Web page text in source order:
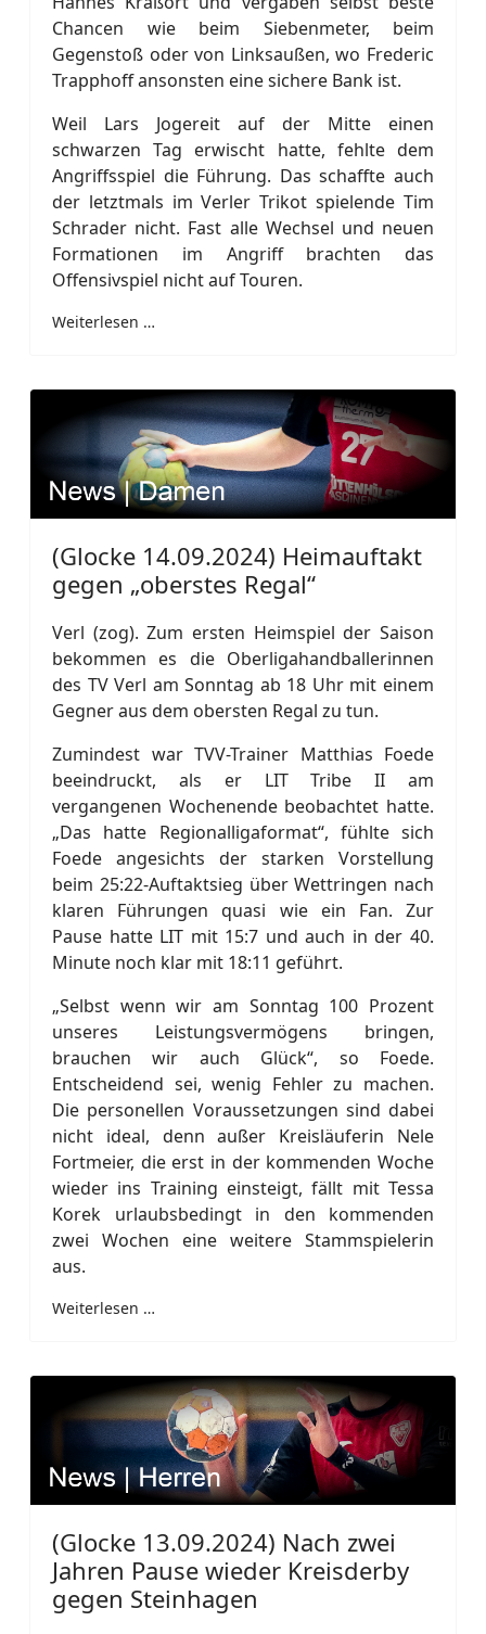
Chancen wie beim Siebenmeter, beim
Gegenstoß oder von Linksaußen, wo Frederic
Trapphoff ansonsten eine sichere Bank ist.
Weil Lars Jogereit auf der Mitte einen
schwarzen Tag erwischt hatte, fehlte dem
Angriffsspiel die Führung. Das schaffte auch
der letztmals im Verler Trikot spielende Tim
Schrader nicht. Fast alle Wechsel und neuen
Formationen im Angriff brachten das
Offensivspiel nicht auf Touren.
Weiterlesen …
(Glocke 14.09.2024) Heimauftakt
gegen „oberstes Regal“
Verl (zog). Zum ersten Heimspiel der Saison
bekommen es die Oberligahandballerinnen
des TV Verl am Sonntag ab 18 Uhr mit einem
Gegner aus dem obersten Regal zu tun.
Zumindest war TVV-Trainer Matthias Foede
beeindruckt, als er LIT Tribe II am
vergangenen Wochenende beobachtet hatte.
„Das hatte Regionalligaformat“, fühlte sich
Foede angesichts der starken Vorstellung
beim 25:22-Auftaktsieg über Wettringen nach
klaren Führungen quasi wie ein Fan. Zur
Pause hatte LIT mit 15:7 und auch in der 40.
Minute noch klar mit 18:11 geführt.
„Selbst wenn wir am Sonntag 100 Prozent
unseres Leistungsvermögens bringen,
brauchen wir auch Glück“, so Foede.
Entscheidend sei, wenig Fehler zu machen.
Die personellen Voraussetzungen sind dabei
nicht ideal, denn außer Kreisläuferin Nele
Fortmeier, die erst in der kommenden Woche
wieder ins Training einsteigt, fällt mit Tessa
Korek urlaubsbedingt in den kommenden
zwei Wochen eine weitere Stammspielerin
aus.
Weiterlesen …
(Glocke 13.09.2024) Nach zwei
Jahren Pause wieder Kreisderby
gegen Steinhagen